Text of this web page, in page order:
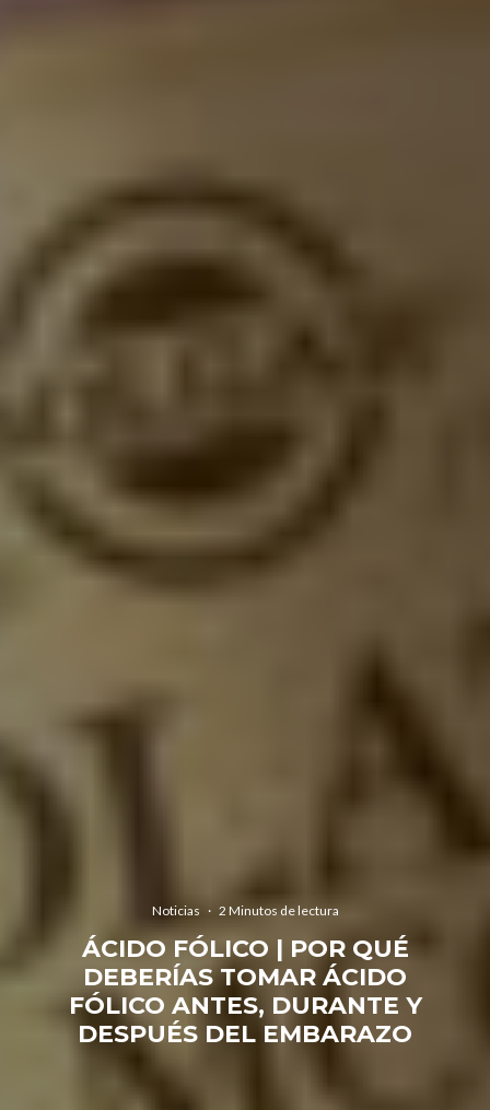
Noticias · 2 Minutos de lectura
ÁCIDO FÓLICO | POR QUÉ
DEBERÍAS TOMAR ÁCIDO
FÓLICO ANTES, DURANTE Y
DESPUÉS DEL EMBARAZO